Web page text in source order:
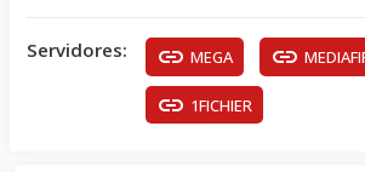
Servidores: MEGA
1FICHIER